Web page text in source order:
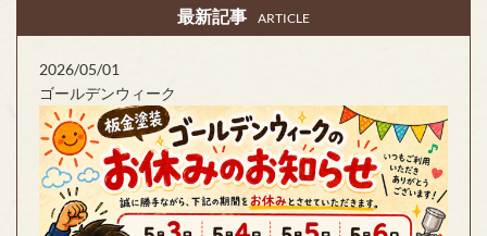
最新記事 ARTICLE
2026/05/01
ゴールデンウィーク